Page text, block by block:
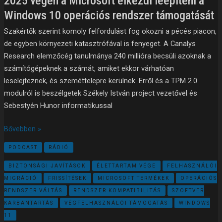
Windows 10 operációs rendszer támogatását
Szakértők szerint komoly felfordulást fog okozni a pécés piacon,
de egyben környezeti katasztrófával is fenyeget. A Canalys
Research elemzőcég tanulmánya 240 millióra becsüli azoknak a
számítógépeknek a számát, amiket ekkor várhatóan
leselejteznek, és szeméttelepre kerülnek. Erről és a TPM 2.0
modulról is beszélgetek Székely István project vezetővel és
Sebestyén Hunor informatikussal
Bővebben »
PODCAST RÁDIÓ
BIZTONSÁGI JAVÍTÁSOK ÉLETTARTAM VÉGE FELHASZNÁLÓI
MIGRÁCIÓ FRISSÍTÉSEK MICROSOFT TERMÉKEK OPERÁCIÓS
RENDSZER VÁLTÁS RENDSZER KOMPATIBILITÁS SZOFTVER
KARBANTARTÁS VÉGFELHASZNÁLÓI TÁMOGATÁS WINDOWS
11